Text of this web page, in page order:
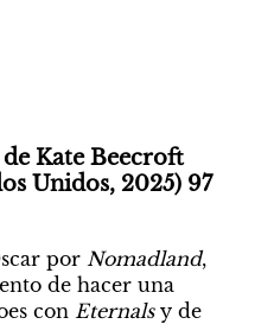
de Kate Beecroft
Unidos, 2025) 97
por Nomadland,
de hacer una
con Eternals y de